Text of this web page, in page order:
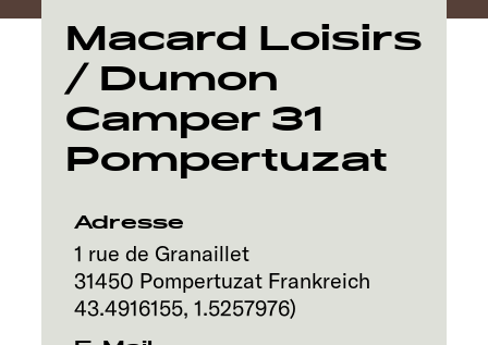
Explore
Service
Macard Loisirs
/ Dumon
Camper 31
Pompertuzat
Adresse
1 rue de Granaillet
31450 Pompertuzat Frankreich
43.4916155, 1.5257976)